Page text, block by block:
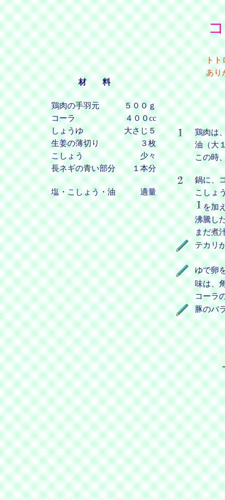
材 料
鶏肉の手羽元
５００ｇ
コーラ
４００cc
しょうゆ
大さじ５
生姜の薄切り
３枚
こしょう
少々
長ネギの青い部分
１本分
塩・こしょう・油 適量
ト
あり
鶏肉は
油（大
この時
鍋に、
こしょ
を加
沸騰し
まだ煮
テカリ
ゆで卵
味は、
コーラ
豚のバ